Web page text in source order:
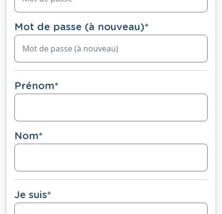
Mot de passe (à nouveau)*
Prénom*
Nom*
Je suis*